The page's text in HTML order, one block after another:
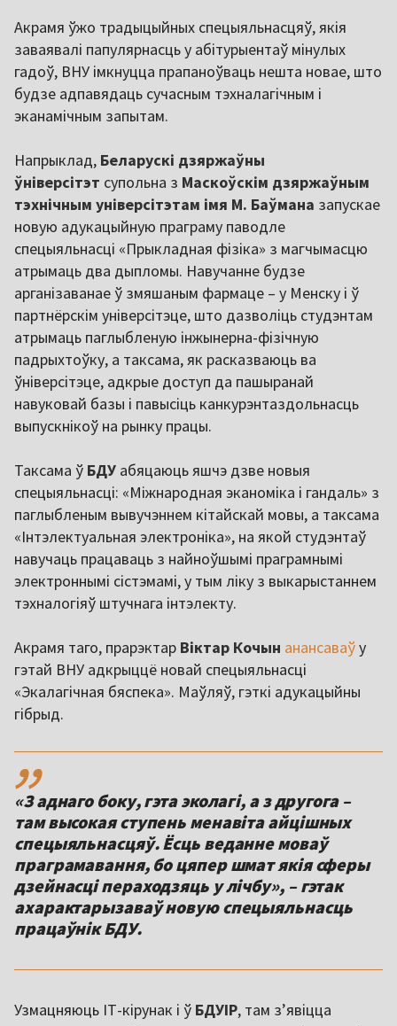
Акрамя ўжо традыцыйных спецыяльнасцяў, якія
заваявалі папулярнасць у абітурыентаў мінулых
гадоў, ВНУ імкнуцца прапаноўваць нешта новае, што
будзе адпавядаць сучасным тэхналагічным і
эканамічным запытам.
Напрыклад, Беларускі дзяржаўны
ўніверсітэт супольна з Маскоўскім дзяржаўным
тэхнічным універсітэтам імя М. Баўмана запускае
новую адукацыйную праграму паводле
спецыяльнасці «Прыкладная фізіка» з магчымасцю
атрымаць два дыпломы. Навучанне будзе
арганізаванае ў змяшаным фармаце – у Менску і ў
партнёрскім універсітэце, што дазволіць студэнтам
атрымаць паглыбленую інжынерна-фізічную
падрыхтоўку, а таксама, як расказваюць ва
ўніверсітэце, адкрые доступ да пашыранай
навуковай базы і павысіць канкурэнтаздольнасць
выпускнікоў на рынку працы.
Таксама ў БДУ абяцаюць яшчэ дзве новыя
спецыяльнасці: «Міжнародная эканоміка і гандаль» з
паглыбленым вывучэннем кітайскай мовы, а таксама
«Інтэлектуальная электроніка», на якой студэнтаў
навучаць працаваць з найноўшымі праграмнымі
электроннымі сістэмамі, у тым ліку з выкарыстаннем
тэхналогіяў штучнага інтэлекту.
Акрамя таго, прарэктар Віктар Кочын анансаваўу
гэтай ВНУ адкрыццё новай спецыяльнасці
«Экалагічная бяспека». Маўляў, гэткі адукацыйны
гібрыд.
,,
«З аднаго боку, гэта эколагі, а з другога –
там высокая ступень менавіта айцішных
спецыяльнасцяў. Ёсць веданне моваў
праграмавання, бо цяпер шмат якія сферы
дзейнасці пераходзяць у лічбу», – гэтак
ахарактарызаваў новую спецыяльнасць
працаўнік БДУ.
Узмацняюць ІТ-кірунак і ў БДУІР, там з’явіцца